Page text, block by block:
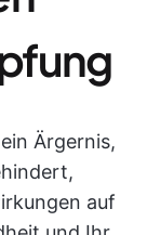
Ärgernis,
auf